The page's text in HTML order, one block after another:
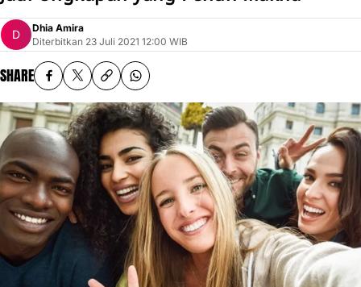
Dhia Amira
Diterbitkan 23 Juli 2021 12:00 WIB
SHARE